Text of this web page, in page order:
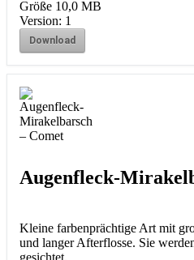
Größe 10,0 MB
Version: 1
Download
Augenfleck-
Kleine farbenprächtige Art mit
und langer Afterflosse. Sie